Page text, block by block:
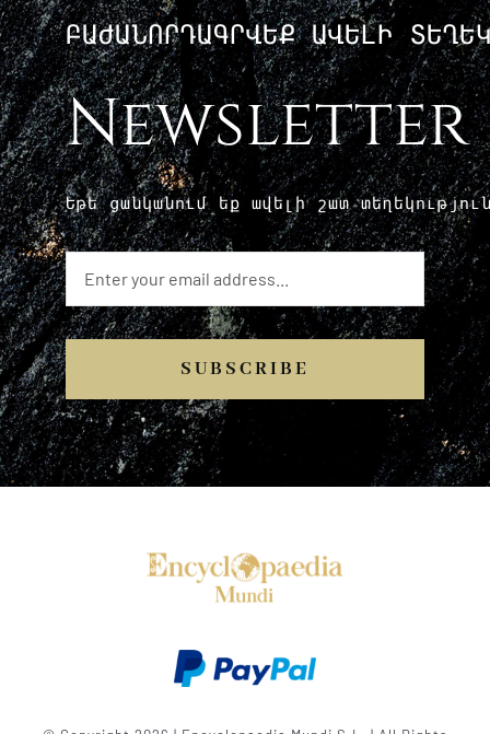
ԲԱԺԱՆՈՐԴԱԳՐՎԵՔ ԱՎԵԼԻ
Newsletter
Եթե ​​ցանկանում եք ավելի շատ
SUBSCRIBE